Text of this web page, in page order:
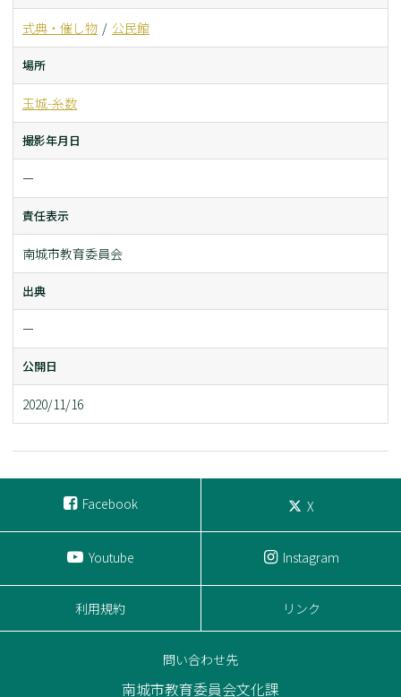
式典・催し物 公民館
場所
玉城-糸数
撮影年月日
ー
責任表示
南城市教育委員会
出典
ー
公開日
2020/11/16
Facebook X
Youtube Instagram
利用規約 リンク
問い合わせ先
南城市教育委員会文化課